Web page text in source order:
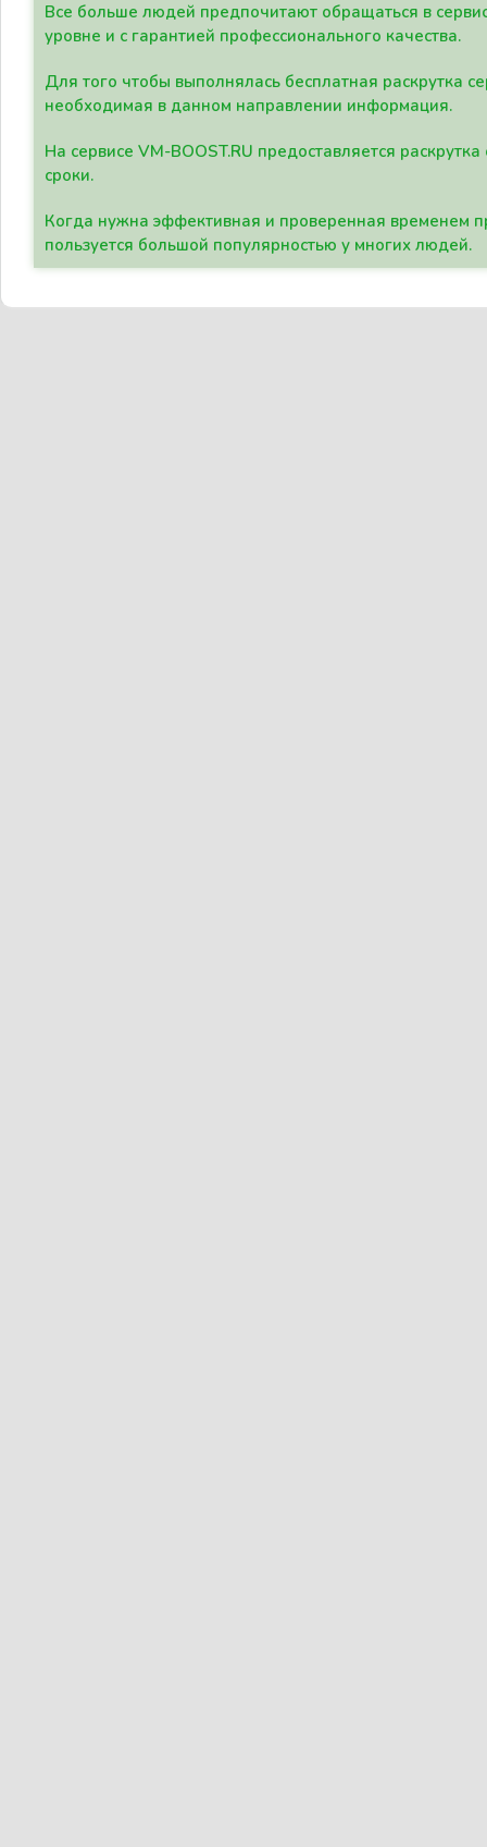
Все больше людей предпочитают обращаться в
уровне и с гарантией профессионального качества.
Для того чтобы выполнялась бесплатная раскрутка
необходимая в данном направлении информация.
На сервисе VM-BOOST.RU предоставляется
сроки.
Когда нужна эффективная и проверенная временем
пользуется большой популярностью у многих людей.